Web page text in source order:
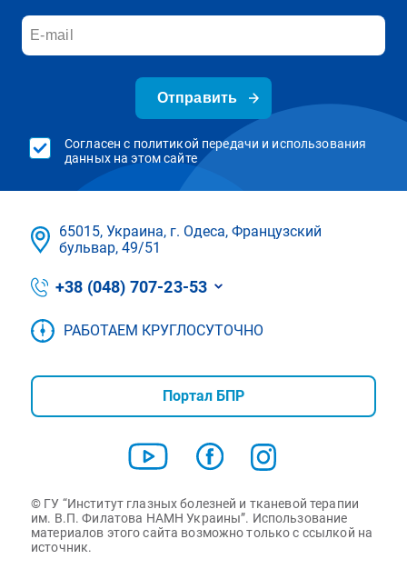
Отправить
Согласен с политикой передачи и использования
данных на этом сайте
65015, Украина, г. Одеса, Французский
бульвар, 49/51
+38 (048) 707-23-53
РАБОТАЕМ КРУГЛОСУТОЧНО
Портал БПР
© ГУ “Институт глазных болезней и тканевой терапии
им. В.П. Филатова НАМН Украины”. Использование
материалов этого сайта возможно только с ссылкой на
источник.